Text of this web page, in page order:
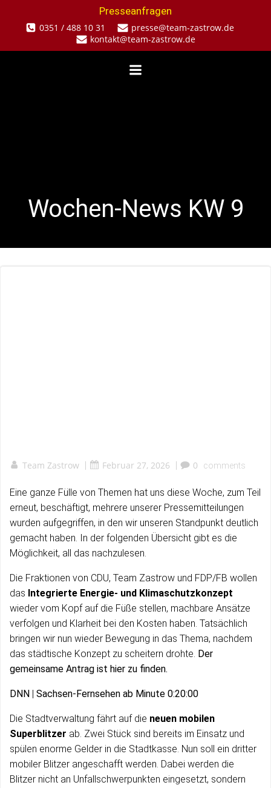
Zum
springen
Presseanfragen
0351 / 488 10 31
presse@team-zastrow.de
kontakt@team-zastrow.de
Wochen-News KW 9
Team Zastrow | Februar 27, 2026 | 0 comments
Eine ganze Fülle von Themen hat uns diese Woche, zum Teil
erneut, beschäftigt, mehrere unserer Pressemitteilungen
wurden aufgegriffen, in den wir unseren Standpunkt deutlich
gemacht haben. In der folgenden Übersicht gibt es die
Möglichkeit, all das nachzulesen.
Die Fraktionen von CDU, Team Zastrow und FDP/FB wollen
das Integrierte Energie- und Klimaschutzkonzept
wieder vom Kopf auf die Füße stellen, machbare Ansätze
verfolgen und Klarheit bei den Kosten haben. Tatsächlich
bringen wir nun wieder Bewegung in das Thema, nachdem
das städtische Konzept zu scheitern drohte. Der
gemeinsame Antrag ist hier zu finden.
DNN | Sachsen-Fernsehen ab Minute 0:20:00
Die Stadtverwaltung fährt auf die neuen mobilen
Superblitzer ab. Zwei Stück sind bereits im Einsatz und
spülen enorme Gelder in die Stadtkasse. Nun soll ein dritter
mobiler Blitzer angeschafft werden. Dabei werden die
Blitzer nicht an Unfallschwerpunkten eingesetzt, sondern